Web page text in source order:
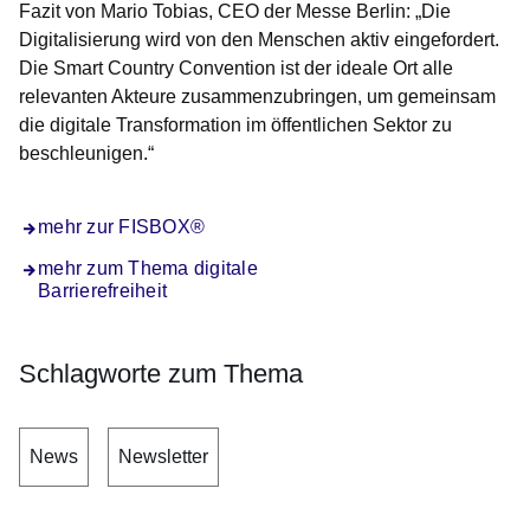
Fazit von Mario Tobias, CEO der Messe Berlin: „Die
Digitalisierung wird von den Menschen aktiv eingefordert.
Die Smart Country Convention ist der ideale Ort alle
relevanten Akteure zusammenzubringen, um gemeinsam
die digitale Transformation im öffentlichen Sektor zu
beschleunigen.“
mehr zur FISBOX®
mehr zum Thema digitale
Barrierefreiheit
Schlagworte zum Thema
News Newsletter